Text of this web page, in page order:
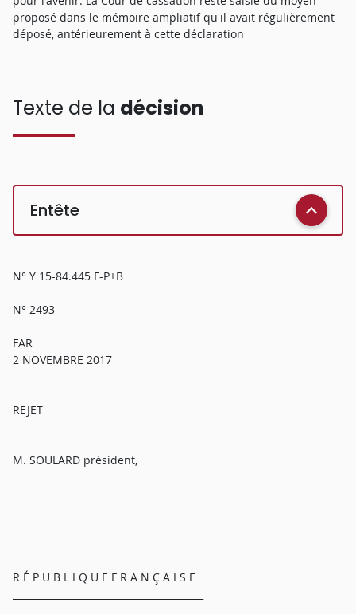
proposé dans le mémoire ampliatif qu'il avait régulièrement
déposé, antérieurement à cette déclaration
Texte de la décision
Entête
N° Y 15-84.445 F-P+B
N° 2493
FAR
2 NOVEMBRE 2017
REJET
M. SOULARD président,
R É P U B L I Q U E F R A N Ç A I S E